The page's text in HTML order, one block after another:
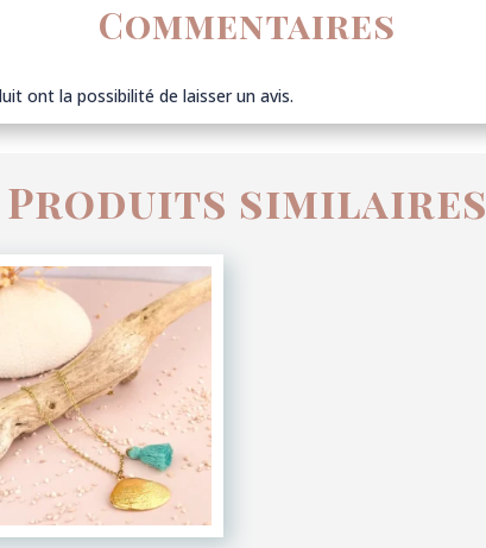
Commentaires
ont la possibilité de laisser un avis.
Produits similaires